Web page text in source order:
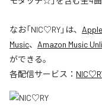
なお「NIC♡RY」は、
Music、 Amazon Music
ができる。
各配信サービス：